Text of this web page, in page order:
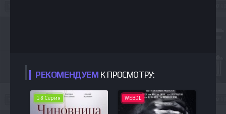
РЕКОМЕНДУЕМ К ПРОСМОТРУ:
1-8 Серия WEBDL